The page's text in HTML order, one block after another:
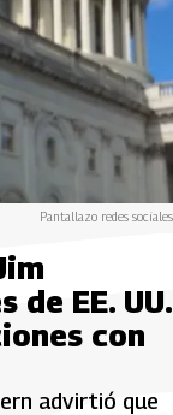
Pantallazo redes sociales
de EE. UU.
con
advirtió que